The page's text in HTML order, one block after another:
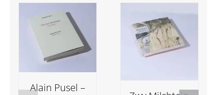
Alain Pusel –